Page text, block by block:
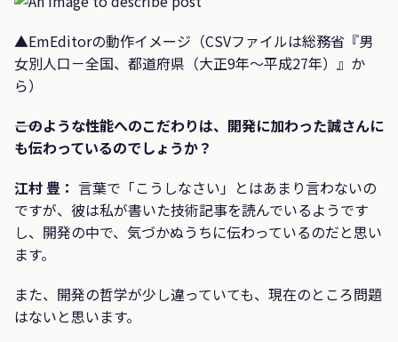
▲EmEditorの動作イメージ（CSVファイルは総務省『男
女別人口－全国、都道府県（大正9年～平成27年）』か
ら）
――このような性能へのこだわりは、開発に加わった誠さんに
も伝わっているのでしょうか？
江村 豊： 言葉で「こうしなさい」とはあまり言わないの
ですが、彼は私が書いた技術記事を読んでいるようです
し、開発の中で、気づかぬうちに伝わっているのだと思い
ます。
また、開発の哲学が少し違っていても、現在のところ問題
はないと思います。